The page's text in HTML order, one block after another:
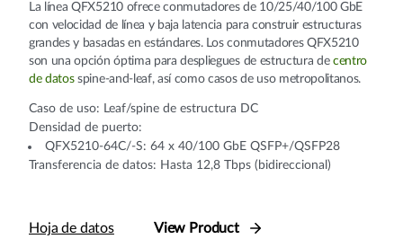
La línea QFX5210 ofrece conmutadores de 10/25/40/100 GbE
con velocidad de línea y baja latencia para construir estructuras
grandes y basadas en estándares. Los conmutadores QFX5210
son una opción óptima para despliegues de estructura decentro
de datosspine-and-leaf, así como casos de uso metropolitanos.
Caso de uso: Leaf/spine de estructura DC
Densidad de puerto:
QFX5210-64C/-S: 64 x 40/100 GbE QSFP+/QSFP28
Transferencia de datos: Hasta 12,8 Tbps (bidireccional)
Hoja de datos View Product